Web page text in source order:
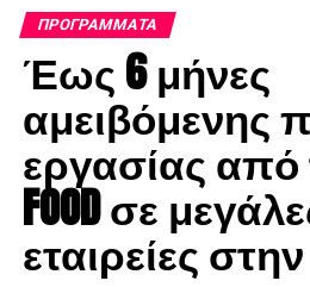
ΠΡΟΓΡΆΜΜΑΤΑ
Έως 6 μήνες
αμειβόμενης
εργασίας από
FOOD σε
εταιρείες